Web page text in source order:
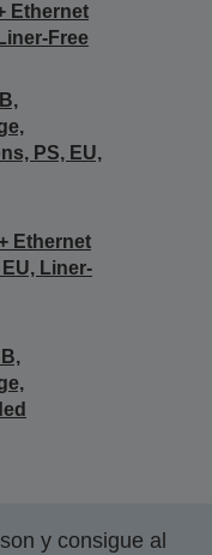
Ethernet
Free
PS, EU,
Ethernet
Liner-
y consigue al